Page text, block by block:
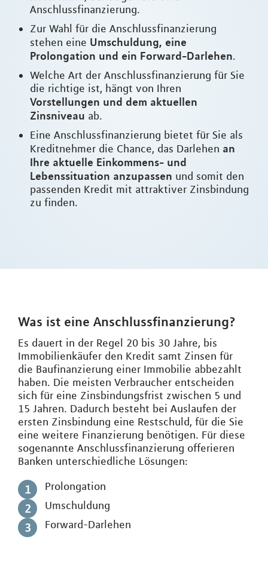
Anschlussfinanzierung.
Zur Wahl für die Anschlussfinanzierung
stehen eine Umschuldung, eine
Prolongation und ein Forward-Darlehen.
Welche Art der Anschlussfinanzierung für Sie
die richtige ist, hängt von Ihren
Vorstellungen und dem aktuellen
Zinsniveau ab.
Eine Anschlussfinanzierung bietet für Sie als
Kreditnehmer die Chance, das Darlehen an
Ihre aktuelle Einkommens- und
Lebenssituation anzupassen und somit den
passenden Kredit mit attraktiver Zinsbindung
zu finden.
Was ist eine Anschlussfinanzierung?
Es dauert in der Regel 20 bis 30 Jahre, bis
Immobilienkäufer den Kredit samt Zinsen für
die Baufinanzierung einer Immobilie abbezahlt
haben. Die meisten Verbraucher entscheiden
sich für eine Zinsbindungsfrist zwischen 5 und
15 Jahren. Dadurch besteht bei Auslaufen der
ersten Zinsbindung eine Restschuld, für die Sie
eine weitere Finanzierung benötigen. Für diese
sogenannte Anschlussfinanzierung offerieren
Banken unterschiedliche Lösungen:
Prolongation
Umschuldung
Forward-Darlehen